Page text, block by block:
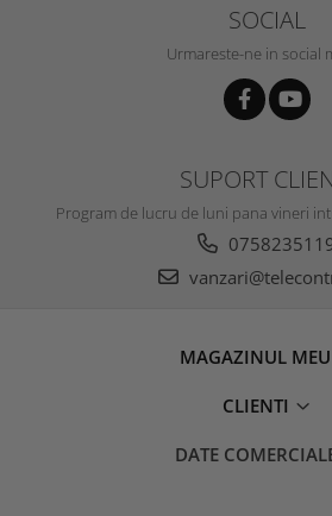
SOCIAL
Urmareste-ne in social
SUPORT
Program de lucru de luni pana vineri
MAGAZINUL MEU
CLIENTI
DATE